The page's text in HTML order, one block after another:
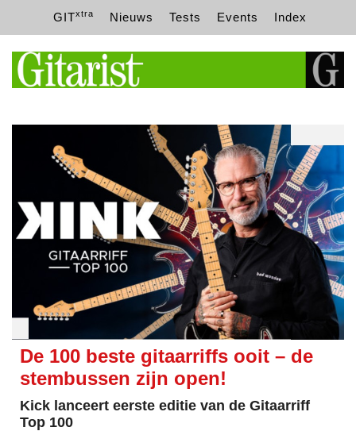
GITxtra Nieuws Tests Events Index
De 100 beste gitaarriffs ooit – de
stembussen zijn open!
Kick lanceert eerste editie van de Gitaarriff
Top 100